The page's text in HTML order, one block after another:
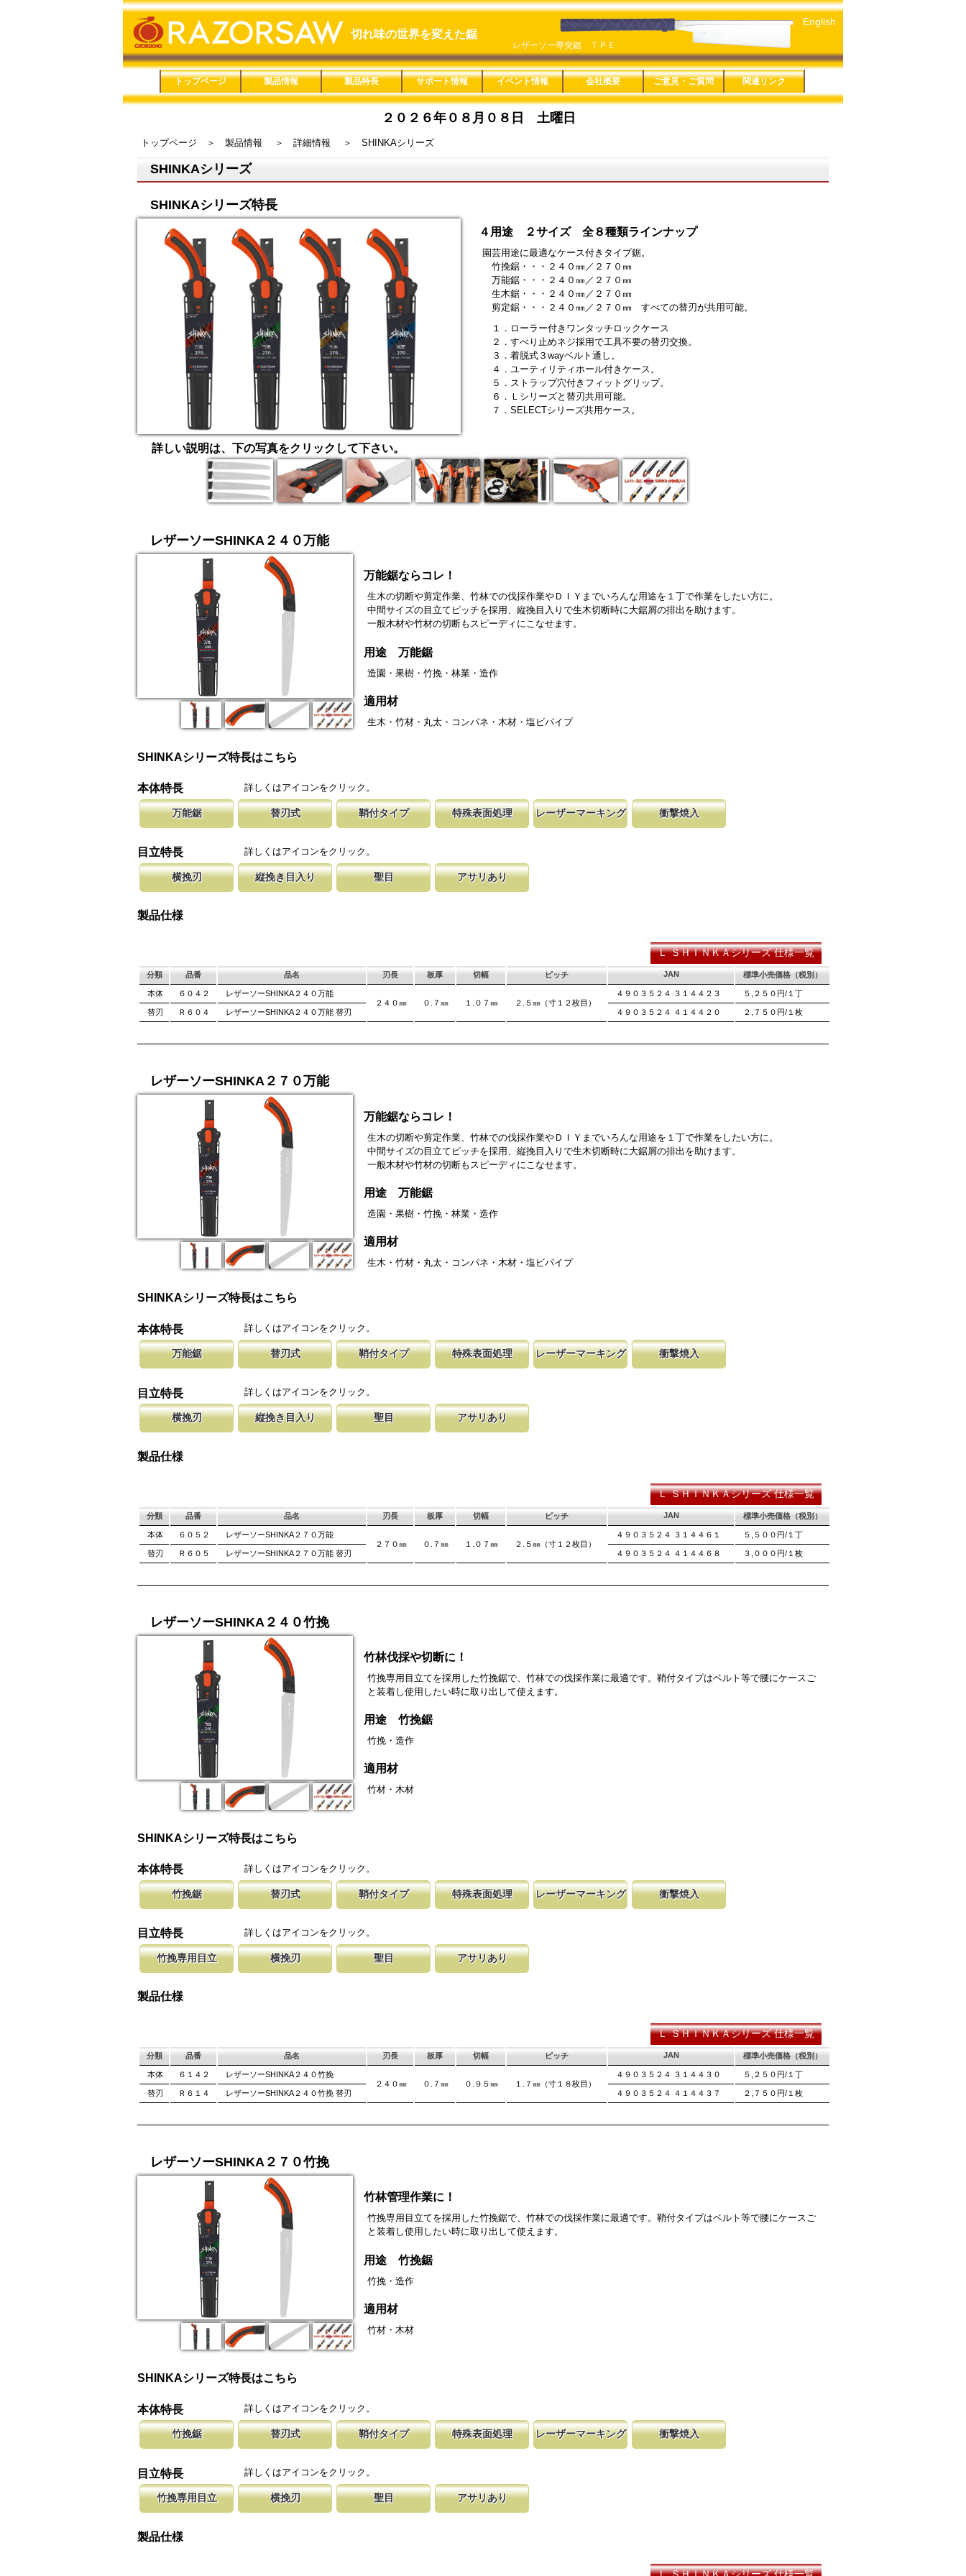
切れ味の世界を変えた鋸
楽なんです 剪定鋏 鶯
レザーソー導突鋸 ＴＰＥ
トップページ 製品情報
品番で検索
鋸（のこぎり） 用途分類一覧 木工
竹挽
仮枠
内装
家具
楽器
ＤＩＹ
樹脂
配管
造園
剪定
果樹
林業
園芸
リサイクル
金切
粗大ゴミ
レシプロソー
適用材料一覧 一般木材・集成材
ＭＤＦ
ＰＢ（ＯＳＢ）
薄板合板
コンパネ
丸太
黒檀・紫檀
デッキ材
竹材
生木
デコラ
アクリル
塩ビパイプ
鉄・アルミ
ダンボール・ペットボ
トル
石膏ボード
替刃互換一覧 Ａシリーズ
Ｂシリーズ
Ｃシリーズ
Ｄシリーズ
Ｅシリーズ
Ｆシリーズ
Ｇシリーズ
Ｈシリーズ
Ｊシリーズ
Ｋシリーズ
Ｌシリーズ
Ｍシリーズ
Ｑシリーズ
Ｒシリーズ
Ｓシリーズ
Ｔシリーズ
Ｕシリーズ
Ｖシリーズ
Ｗシリーズ
Ｘシリーズ
その他の製品
刃長サイズ一覧 直柄タイプ １８０㎜
２１０㎜
２４０㎜
２７０㎜
３００㎜
３３０㎜
鞘付きタイプ １５０㎜
２００㎜
２４０㎜
２５０㎜
２７０㎜
３００㎜
３３０㎜
折込タイプ ２００㎜
２１０㎜
２４０㎜
３３０㎜
高枝タイプ ２４０㎜
３００㎜
３６０㎜
カッタータイプ ８０㎜
固定式 １００㎜
１２５㎜
レシプロソー ６０㎜
２００㎜
みきかじや村製品
レシプロソー
鋏（はさみ） 楽なんです剪定鋏
ロープカッター
メンテナンス用品 ヤニピカ
家庭用品 Ｈｏｍｅｏｎｅ
防災用品 救助セット
製品特長
鋸の特長 用途分類特長
本体特長
目立特長
製品詳細
楽なんです剪定鋏
Ｈｏｍｅｏｎｅ Ｃｕｔｏｏｌ
Ｒｅｃｙｃｌｅ
ヤニピカ
サポート情報
製品紹介動画
取扱説明
鋸の製造工程
縦挽きと横挽き
鋸の使い方
鋸の歴史
旧商品適合替刃一覧
カタログ一覧 総合カタログ ２０２５年版
２０２４年版
２０２３年版
２０２１年版
２０１６年版
２０１３年版
２００８年版
単品カタログ
販促ツール 製品ＰＯＰ 楽なんです剪定鋏
Ｌシリーズ
一人前シリーズ
レザーソー細工鋸
ＳＥＬＥＣＴシリーズ
１８０シリーズ
レザーソー折込シリー
替刃ＢＯＸ
イベント情報 会社概要
概要
SDGs宣言
通年採用
ご意見・ご質問
お問い合わせ
鋸アンケート
鋏アンケート
プライバシーポリシー
特定商取引法に基づく
関連リンク
玉鳥産業株式会社
みきかじや村
玉鳥トレーディング
関連リンク一覧
English
２０２６年０８月０８日 土曜日
トップページ ＞ 製品情報 ＞ 詳細情報 ＞ SHINKAシリーズ
SHINKAシリーズ
SHINKAシリーズ特長
詳しい説明は、下の写真をクリックして下さい。
４用途 ２サイズ 全８種類ラインナップ
園芸用途に最適なケース付きタイプ鋸。
竹挽鋸・・・２４０㎜／２７０㎜
万能鋸・・・２４０㎜／２７０㎜
生木鋸・・・２４０㎜／２７０㎜
剪定鋸・・・２４０㎜／２７０㎜ すべての替刃が共用可能。
１．ローラー付きワンタッチロックケース
２．すべり止めネジ採用で工具不要の替刃交換。
３．着脱式３wayベルト通し。
４．ユーティリティホール付きケース。
５．ストラップ穴付きフィットグリップ。
６．Ｌシリーズと替刃共用可能。
７．SELECTシリーズ共用ケース。
レザーソーSHINKA２４０万能
万能鋸ならコレ！
生木の切断や剪定作業、竹林での伐採作業やＤＩＹまでいろんな用途を１丁で作業をしたい方に。
中間サイズの目立てピッチを採用、縦挽目入りで生木切断時に大鋸屑の排出を助けます。
一般木材や竹材の切断もスピーディにこなせます。
用途 万能鋸
造園・果樹・竹挽・林業・造作
適用材
生木・竹材・丸太・コンパネ・木材・塩ビパイプ
SHINKAシリーズ特長はこちら
本体特長 詳しくはアイコンをクリック。
万能鋸
プまで切断が可能なタイプです。 商品記載の適用材を
確認ください。
替刃式
します。 鋸刃のマーキング（右下）に替刃品番を明記
しています。
鞘付タイプ
果樹園、型枠作業など野外での使用が主な商品に採用し
ております。
特殊表面処理 レーザーマーキング
が消えないようにしています。
衝撃焼入
目立特長 詳しくはアイコンをクリック。
横挽刃
になっています。 横挽刃を縦挽に使用すると、けっし
縦挽き目入り
のかきだしを助け、良好な切れ味を発揮します。
聖目 アサリあり
製品仕様
Ｌ ＳＨＩＮＫＡシリーズ 仕様一覧
分類 品番 品名 刃長 板厚 切幅 ピッチ JAN 標準小売価格（税別）
本体 ６０４２
レザーソーSHINKA２４０万能
２４０㎜
０.７㎜ １.０７㎜ ２.５㎜（寸１２枚目）
４９０３５２４ ３１４４２３ ５,２５０円/１丁
替刃 Ｒ６０４ レザーソーSHINKA２４０万能 替刃 ４９０３５２４ ４１４４２０ ２,７５０円/１枚
レザーソーSHINKA２７０万能
万能鋸ならコレ！
生木の切断や剪定作業、竹林での伐採作業やＤＩＹまでいろんな用途を１丁で作業をしたい方に。
中間サイズの目立てピッチを採用、縦挽目入りで生木切断時に大鋸屑の排出を助けます。
一般木材や竹材の切断もスピーディにこなせます。
用途 万能鋸
造園・果樹・竹挽・林業・造作
適用材
生木・竹材・丸太・コンパネ・木材・塩ビパイプ
SHINKAシリーズ特長はこちら
本体特長 詳しくはアイコンをクリック。
万能鋸
プまで切断が可能なタイプです。 商品記載の適用材を
確認ください。
替刃式
します。 鋸刃のマーキング（右下）に替刃品番を明記
しています。
鞘付タイプ
果樹園、型枠作業など野外での使用が主な商品に採用し
ております。
特殊表面処理 レーザーマーキング
が消えないようにしています。
衝撃焼入
目立特長 詳しくはアイコンをクリック。
横挽刃
になっています。 横挽刃を縦挽に使用すると、けっし
て良好な切れ味は望めません。
縦挽き目入り
のかきだしを助け、良好な切れ味を発揮します。
聖目 アサリあり
製品仕様
Ｌ ＳＨＩＮＫＡシリーズ 仕様一覧
分類 品番 品名 刃長 板厚 切幅 ピッチ JAN 標準小売価格（税別）
本体 ６０５２
レザーソーSHINKA２７０万能
２７０㎜
０.７㎜ １.０７㎜ ２.５㎜（寸１２枚目）
４９０３５２４ ３１４４６１ ５,５００円/１丁
替刃 Ｒ６０５ レザーソーSHINKA２７０万能 替刃 ４９０３５２４ ４１４４６８ ３,０００円/１枚
レザーソーSHINKA２４０竹挽
竹林伐採や切断に！
竹挽専用目立てを採用した竹挽鋸で、竹林での伐採作業に最適です。鞘付タイプはベルト等で腰にケースご
と装着し使用したい時に取り出して使えます。
用途 竹挽鋸
竹挽・造作
適用材
竹材・木材
SHINKAシリーズ特長はこちら
本体特長 詳しくはアイコンをクリック。
竹挽鋸
等に使用して頂けます。
替刃式
します。 鋸刃のマーキング（右下）に替刃品番を明記
しています。
鞘付タイプ
果樹園、型枠作業など野外での使用が主な商品に採用し
ております。
特殊表面処理 レーザーマーキング
が消えないようにしています。
衝撃焼入
目立特長 詳しくはアイコンをクリック。
竹挽専用目立
エッジを鋭く仕上げています。
横挽刃
になっています。 横挽刃を縦挽に使用すると、けっし
聖目 アサリあり
製品仕様
Ｌ ＳＨＩＮＫＡシリーズ 仕様一覧
分類 品番 品名 刃長 板厚 切幅 ピッチ JAN 標準小売価格（税別）
本体 ６１４２
レザーソーSHINKA２４０竹挽
２４０㎜
０.７㎜ ０.９５㎜ １.７㎜（寸１８枚目）
４９０３５２４ ３１４４３０ ５,２５０円/１丁
替刃 Ｒ６１４ レザーソーSHINKA２４０竹挽 替刃 ４９０３５２４ ４１４４３７ ２,７５０円/１枚
レザーソーSHINKA２７０竹挽
竹林管理作業に！
竹挽専用目立てを採用した竹挽鋸で、竹林での伐採作業に最適です。鞘付タイプはベルト等で腰にケースご
と装着し使用したい時に取り出して使えます。
用途 竹挽鋸
竹挽・造作
適用材
竹材・木材
SHINKAシリーズ特長はこちら
本体特長 詳しくはアイコンをクリック。
竹挽鋸
等に使用して頂けます。
替刃式
します。 鋸刃のマーキング（右下）に替刃品番を明記
しています。
鞘付タイプ
果樹園、型枠作業など野外での使用が主な商品に採用し
ております。
特殊表面処理 レーザーマーキング
が消えないようにしています。
衝撃焼入
目立特長 詳しくはアイコンをクリック。
竹挽専用目立
エッジを鋭く仕上げています。
横挽刃
になっています。 横挽刃を縦挽に使用すると、けっし
聖目 アサリあり
製品仕様
Ｌ ＳＨＩＮＫＡシリーズ 仕様一覧